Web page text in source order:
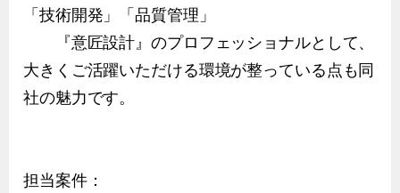
「技術開発」「品質管理」
『意匠設計』のプロフェッショナルとして、
大きくご活躍いただける環境が整っている点も同
社の魅力です。
担当案件：